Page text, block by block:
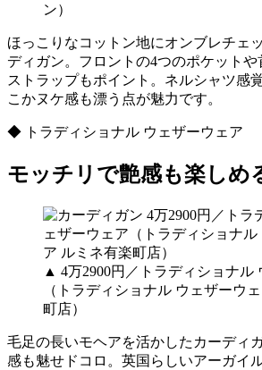
ン）
ほっこりなコットン地にオンブレチェ
ディガン。フロントの4つのポケット
ストラップもポイント。ネルシャツ感
こかヌケ感も漂う点が魅力です。
◆ トラディショナル ウェザーウェア
モッチリで艶感も楽しめ
▲ 4万2900円／トラディショナル
（トラディショナル ウェザーウ
町店）
毛足の長いモヘアを活かしたカーディ
感も魅せドコロ。英国らしいアーガイ